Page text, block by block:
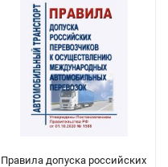
Правила допуска российских